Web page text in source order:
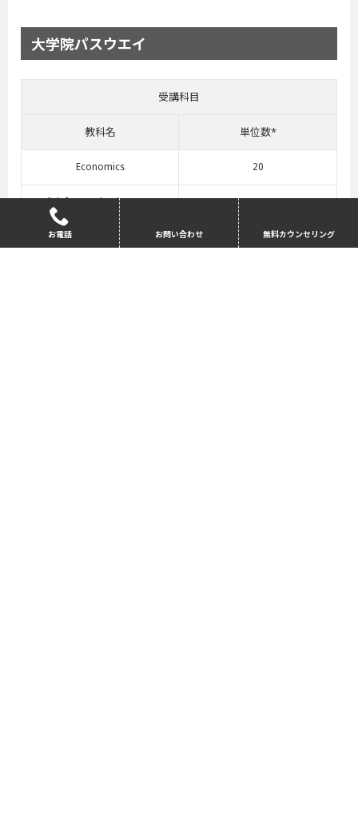
大学院パスウエイ
受講科目
教科名 単位数*
Economics 20
English for Academic Purposes
Financial Analysis 10
お電話 お問い合わせ 無料カウンセリング